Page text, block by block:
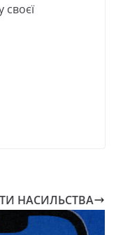
своєї
НАСИЛЬСТВА